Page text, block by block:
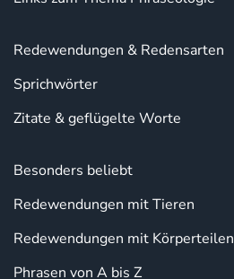
Redewendungen & Redensarten
Sprichwörter
Zitate & geflügelte Worte
Besonders beliebt
Redewendungen mit Tieren
Redewendungen mit Körperteilen
Phrasen von A bis Z